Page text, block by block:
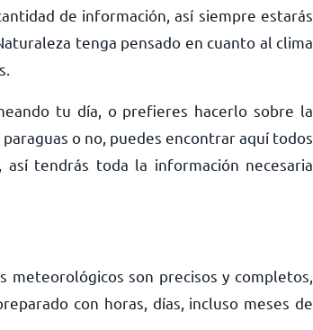
de información, así siempre estarás
tenga pensado en cuanto al clima
tu día, o prefieres hacerlo sobre la
o no, puedes encontrar aquí todos
tendrás toda la información necesaria
meteorológicos son precisos y completos,
con horas, días, incluso meses de